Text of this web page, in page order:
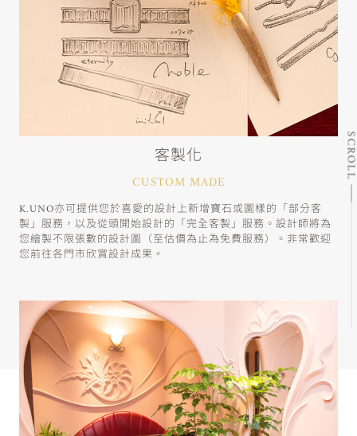
客製化
CUSTOM MADE
K.UNO亦可提供您於喜愛的設計上新增寶石或圖樣的「部分客
製」服務，以及從頭開始設計的「完全客製」服務。設計師將為
您繪製不限張數的設計圖（至估價為止為免費服務）。非常歡迎
您前往各門市欣賞設計成果。